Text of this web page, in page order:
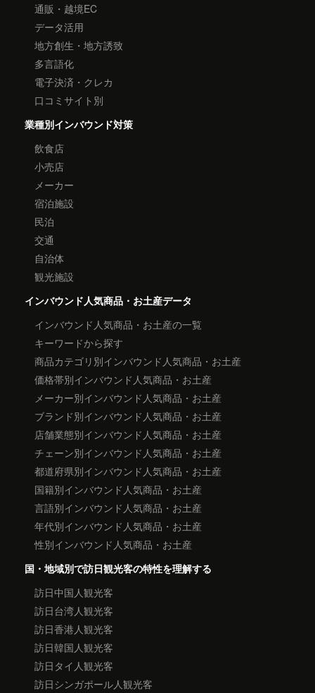
通販・越境EC
データ活用
地方創生・地方誘致
多言語化
電子決済・クレカ
口コミサイト別
業種別インバウンド対策
飲食店
小売店
メーカー
宿泊施設
民泊
交通
自治体
観光施設
インバウンド人気商品・お土産データ
インバウンド人気商品・お土産の一覧
キーワードから探す
商品カテゴリ別インバウンド人気商品・お土産
価格帯別インバウンド人気商品・お土産
メーカー別インバウンド人気商品・お土産
ブランド別インバウンド人気商品・お土産
店舗業態別インバウンド人気商品・お土産
チェーン別インバウンド人気商品・お土産
都道府県別インバウンド人気商品・お土産
国籍別インバウンド人気商品・お土産
言語別インバウンド人気商品・お土産
年代別インバウンド人気商品・お土産
性別インバウンド人気商品・お土産
国・地域別で訪日観光客の特性を理解する
訪日中国人観光客
訪日台湾人観光客
訪日香港人観光客
訪日韓国人観光客
訪日タイ人観光客
訪日シンガポール人観光客